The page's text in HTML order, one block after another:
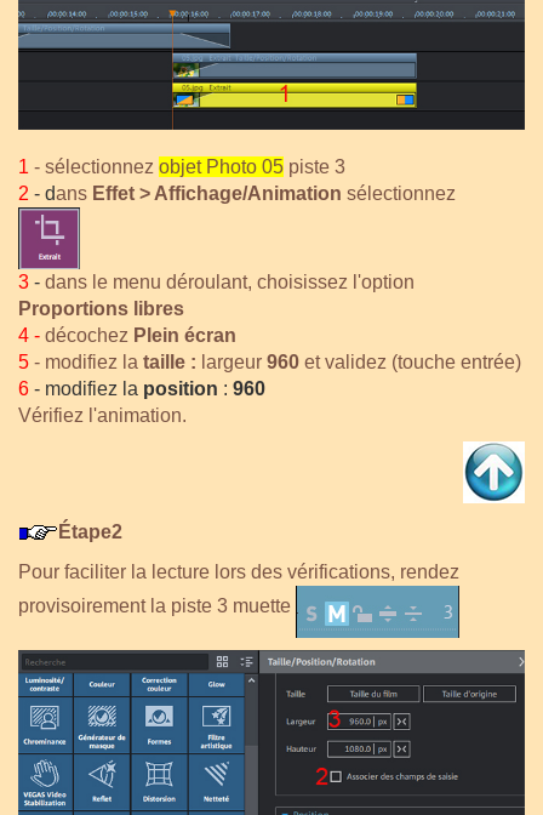
1 - sélectionnez objet Photo 05 piste 3
2 - dans Effet > Affichage/Animation sélectionnez
3 - dans le menu déroulant, choisissez l'option
Proportions libres
4 - décochez Plein écran
5 - modifiez la taille : largeur 960 et validez (touche entrée)
6 - modifiez la position : 960
Vérifiez l'animation.
Étape2
Pour faciliter la lecture lors des vérifications, rendez
provisoirement la piste 3 muette